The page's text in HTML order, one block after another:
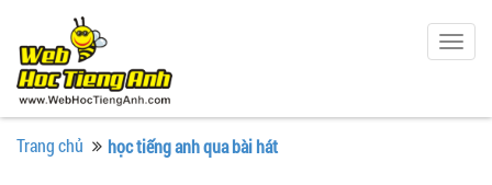
Trang chủ học tiếng anh qua bài hát